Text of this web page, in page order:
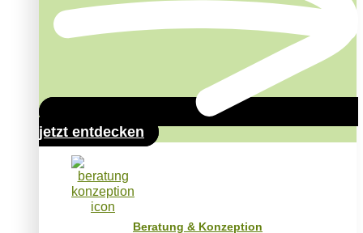
jetzt entdecken
Beratung & Konzeption